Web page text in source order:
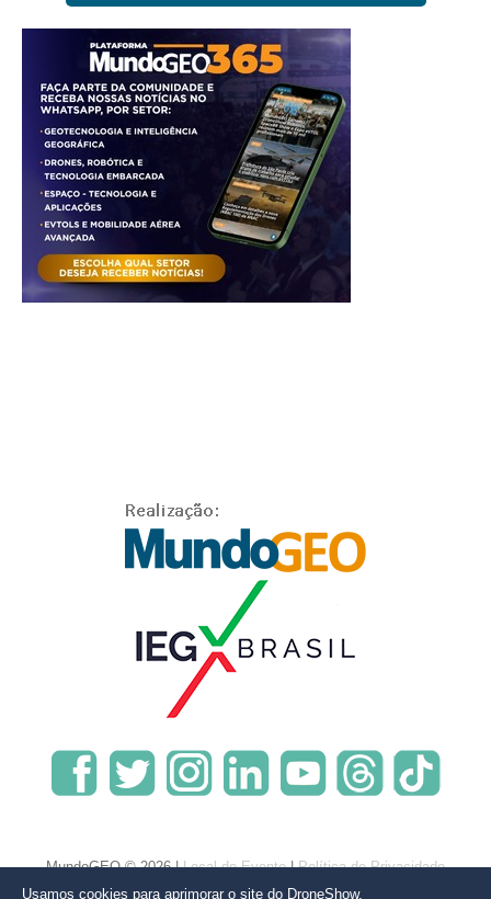
MundoGEO © 2026 |Local do Evento|Política de Privacidade
Usamos cookies para aprimorar o site do DroneShow.